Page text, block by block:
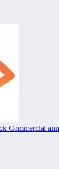
Commercial